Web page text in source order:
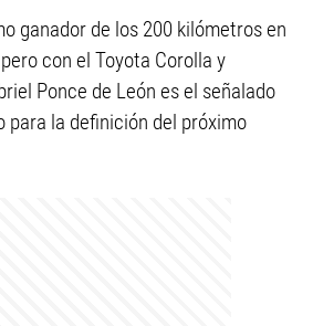
ganador de los 200 kilómetros en
con el Toyota Corolla y
Ponce de León es el señalado
para la definición del próximo